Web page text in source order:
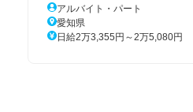
アルバイト・パート
愛知県
日給2万3,355円～2万5,080円